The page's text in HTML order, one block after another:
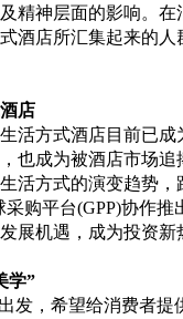
精神层面的影响。
酒店所汇集起来的
店
活方式酒店目前已
也成为被酒店市场
活方式的演变趋势
采购平台(GPP)协作
展机遇，成为投资新
学”
发，希望给消费者